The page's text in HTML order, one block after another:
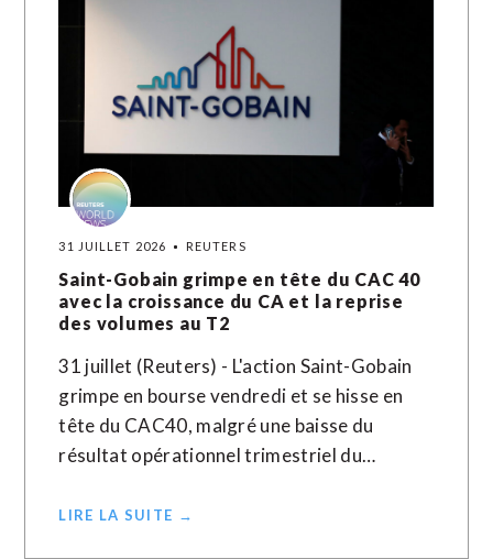
31 JUILLET 2026 REUTERS
Saint-Gobain grimpe en tête du CAC 40
avec la croissance du CA et la reprise
des volumes au T2
31 juillet (Reuters) - L'action Saint-Gobain
grimpe en bourse vendredi et se hisse en
tête du CAC40, malgré une baisse du
résultat opérationnel trimestriel du…
LIRE LA SUITE →